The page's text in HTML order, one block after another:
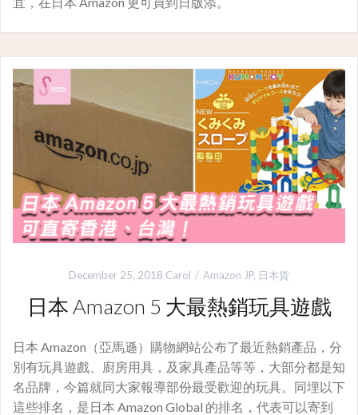
December 25, 2018 Carol Amazon JP, 日本貨
日本 Amazon 5 大最熱銷玩具遊戲
日本 Amazon（亞馬遜）購物網站公布了最近熱銷產品，分
別有玩具遊戲、廚房用具，及家具產品等等，大部分都是知
名品牌，今篇就同大家報導部份最受歡迎的玩具。同埋以下
這些排名，是日本 Amazon Global 的排名，代表可以寄到